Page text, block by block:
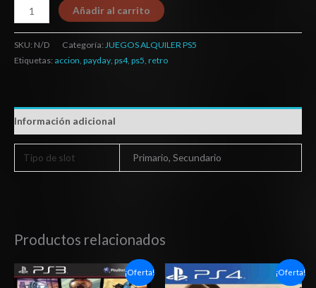
Añadir al carrito
SKU: N/D Categoría: JUEGOS ALQUILER PS5
Etiquetas: accion, payday, ps4, ps5, retro
Información adicional
Tipo de slot Primario, Secundario
Productos relacionados
¡Oferta!
El
precio
El
precio
¡Oferta!
Rango
de